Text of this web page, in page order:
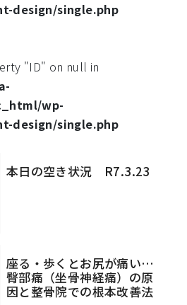
design/single.php
"ID" on null in
wp-
design/single.php
本日の空き状況 R7.3.23
座る・歩くとお尻が痛い…
臀部痛（坐骨神経痛）の原
因と整骨院での根本改善法